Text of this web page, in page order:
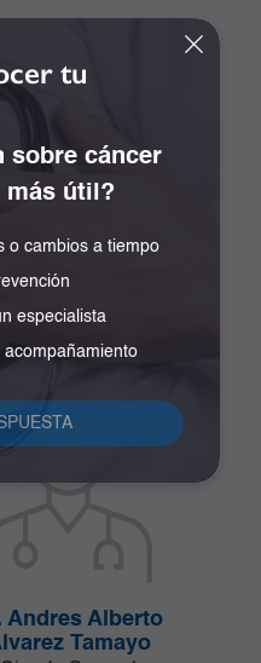
Álvaro Cano
y Obstetricia
Andres Alberto
Tamayo
tu
sobre cáncer
más útil?
o cambios a tiempo
especialista